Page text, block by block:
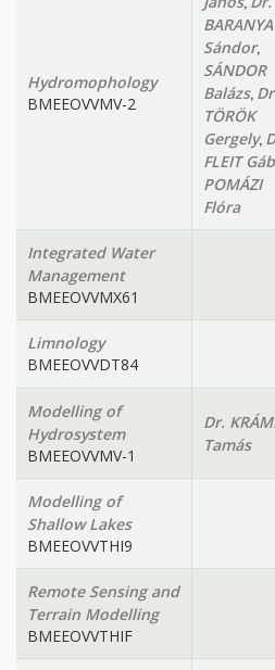
Hydromophology
BMEEOVVMV-2
BARANYA
Sándor,
SÁNDOR
Balázs,
TÖRÖK
Gergely,
FLEIT
POMÁZI
Flóra
Integrated Water
Management
BMEEOVVMX61
Limnology
BMEEOVVDT84
Modelling of
Hydrosystem
BMEEOVVMV-1
Dr.
Tamás
Modelling of
Shallow Lakes
BMEEOVVTHI9
Remote Sensing and
Terrain Modelling
BMEEOVVTHIF